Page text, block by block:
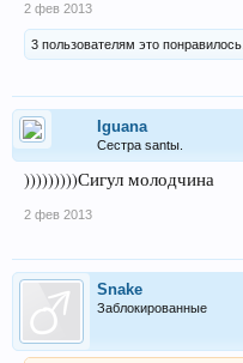
2 фев 2013
3 пользователям это понравилось.
Iguana
Сестра santы.
)))))))))Сигул молодчина
2 фев 2013
Snake
Заблокированные